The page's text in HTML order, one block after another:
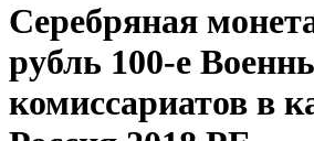
Серебряная
рубль 100-е
комиссариатов в